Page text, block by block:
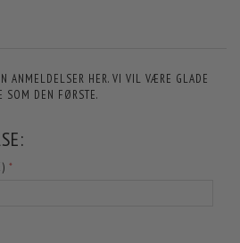
ANMELDELSER HER. VI VIL VÆRE GLADE
SOM DEN FØRSTE.